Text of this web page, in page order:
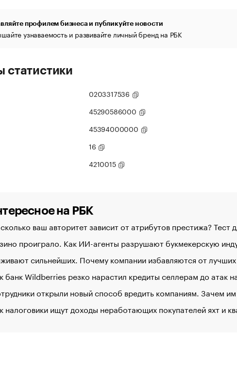
профилем бизнеса и публикуйте новости
узнаваемость и развивайте личный бренд на РБК
статистики
0203317536
45290586000
45394000000
16
4210015
на РБК
ваш авторитет зависит от атрибутов престижа? Тест
проиграло. Как ИИ-агенты разрушают букмекерскую
сильнейших. Почему компании избавляются от лучших
банк Wildberries резко нарастил кредиты селлерам до атак
открыли новый способ вредить компаниям. Зачем
налоговики ищут доходы неработающих покупателей яхт и